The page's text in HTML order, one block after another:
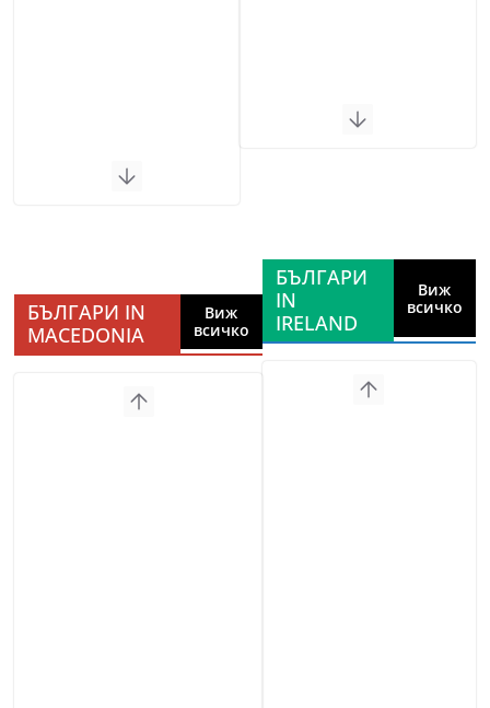
БЪЛГАРИ IN
MACEDONIA
Виж
всичко
БЪЛГАРИ
IN
IRELAND
Виж
всичко